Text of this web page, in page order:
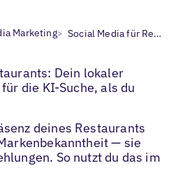
Marketing> Social Media für Restaurants
Dein lokaler
die KI-Suche, als du
deines Restaurants
— sie
So nutzt du das im